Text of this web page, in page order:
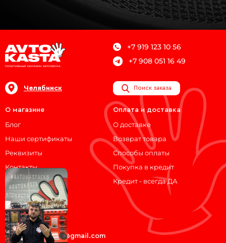
+7 919 123 10 56
+7 908 051 16 49
Челябинск Поиск заказа
О магазине
Блог
Наши сертификаты
Реквизиты
Контакты
Оплата и доставка
О доставке
Возврат товара
Способы оплаты
Покупка в кредит
Кредит - всегда ДА
Мы на связи!
ВКонтакте
Telegram
avtokasta74@gmail.com